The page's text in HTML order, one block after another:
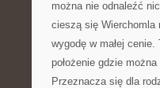
można nie odnaleźć
cieszą się
wygodę w małej
położenie gdzie
Przeznacza się dla